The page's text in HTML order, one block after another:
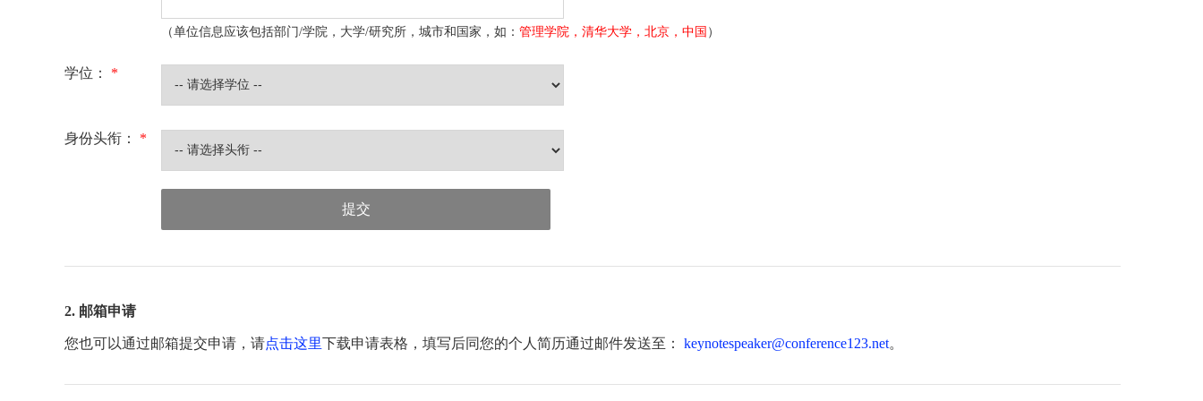
（单位信息应该包括部门/学院，大学/研究所，城市和国家，如： 管理学院，清华大学，北京，中国 ）
学位： *
身份头衔： *
提交
2. 邮箱申请
您也可以通过邮箱提交申请，请点击这里下载申请表格，填写后同您的个人简历通过邮件发送至： keynotespeaker@conference123.net。